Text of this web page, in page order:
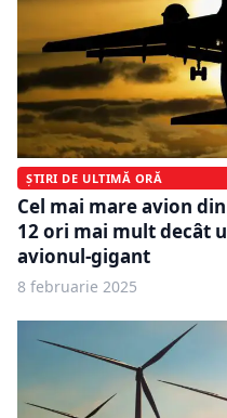
ȘTIRI DE ULTIMĂ ORĂ
Cel mai mare avion
12 ori mai mult decât
avionul-gigant
8 februarie 2025